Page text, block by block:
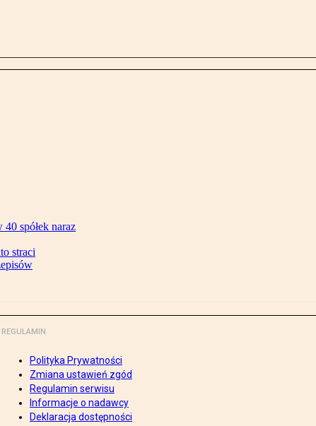
spółek naraz
straci
REGULAMIN
Polityka Prywatności
Zmiana ustawień zgód
Regulamin serwisu
Informacje o nadawcy
Deklaracja dostępności